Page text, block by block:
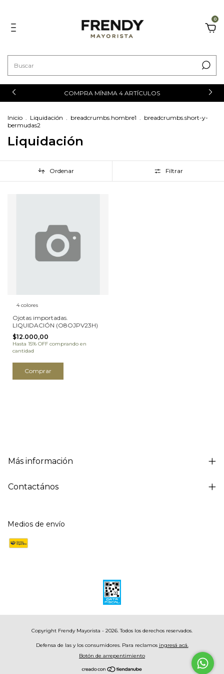
0
COMPRA MÍNIMA 4 ARTÍCULOS
Inicio . Liquidación . breadcrumbs.hombre1 . breadcrumbs.short-y-
bermudas2
Liquidación
Ordenar Filtrar
4 colores
Ojotas importadas.
LIQUIDACIÓN (O8OJPV23H)
$12.000,00
Hasta 15% OFF comprando en
cantidad
Comprar
Más información
Contactános
Medios de envío
Copyright Frendy Mayorista - 2026. Todos los derechos reservados.
Defensa de las y los consumidores. Para reclamos ingresá acá.
Botón de arrepentimiento